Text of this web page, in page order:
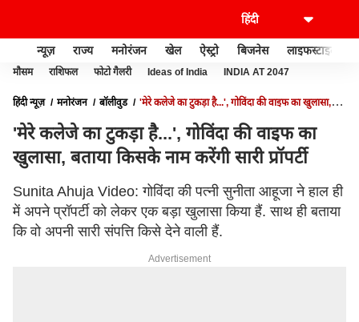
न्यूज़ राज्य मनोरंजन खेल ऐस्ट्रो बिजनेस लाइफस्टाइल
मौसम राशिफल फोटो गैलरी Ideas of India INDIA AT 2047
हिंदी न्यूज़ मनोरंजन बॉलीवुड
'मेरे कलेजे का टुकड़ा है...', गोविंदा की वाइफ का खुलासा,
'मेरे कलेजे का टुकड़ा है...', गोविंदा की वाइफ का
खुलासा, बताया किसके नाम करेंगी सारी प्रॉपर्टी
Sunita Ahuja Video: गोविंदा की पत्नी सुनीता आहूजा ने हाल ही
में अपने प्रॉपर्टी को लेकर एक बड़ा खुलासा किया हैं. साथ ही बताया
कि वो अपनी सारी संपत्ति किसे देने वाली हैं.
Advertisement